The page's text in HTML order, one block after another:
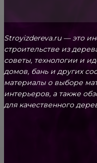
Stroyizdereva.ru — это
строительстве из
советы, технологии и
домов, бань и других
материалы о выборе
интерьеров, а также
для качественного